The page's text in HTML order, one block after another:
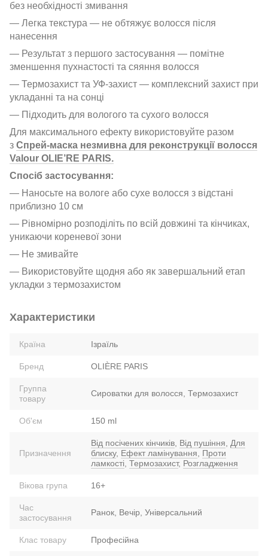
без необхідності змивання
— Легка текстура — не обтяжує волосся після
нанесення
— Результат з першого застосування — помітне
зменшення пухнастості та сяяння волосся
— Термозахист та УФ-захист — комплексний захист при
укладанні та на сонці
— Підходить для вологого та сухого волосся
Для максимального ефекту використовуйте разом
з Спрей-маска незмивна для реконструкції волосся
Valour OLIE’RE PARIS.
Спосіб застосування:
— Наносьте на вологе або сухе волосся з відстані
приблизно 10 см
— Рівномірно розподіліть по всій довжині та кінчиках,
уникаючи кореневої зони
— Не змивайте
— Використовуйте щодня або як завершальний етап
укладки з термозахистом
Характеристики
Країна Ізраїль
Бренд OLIÈRE PARIS
Группа
товару
Сироватки для волосся, Термозахист
Об'єм 150 ml
Призначення
Від посічених кінчиків Від пушіння
Для
блиску, Ефект ламінування
Проти
ламкості Термозахист, Розгладження
Вікова група 16+
Час
застосування
Ранок, Вечір, Універсальний
Клас товару Професійна